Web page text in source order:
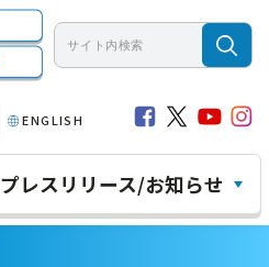
ENGLISH
プレスリリース/お知らせ